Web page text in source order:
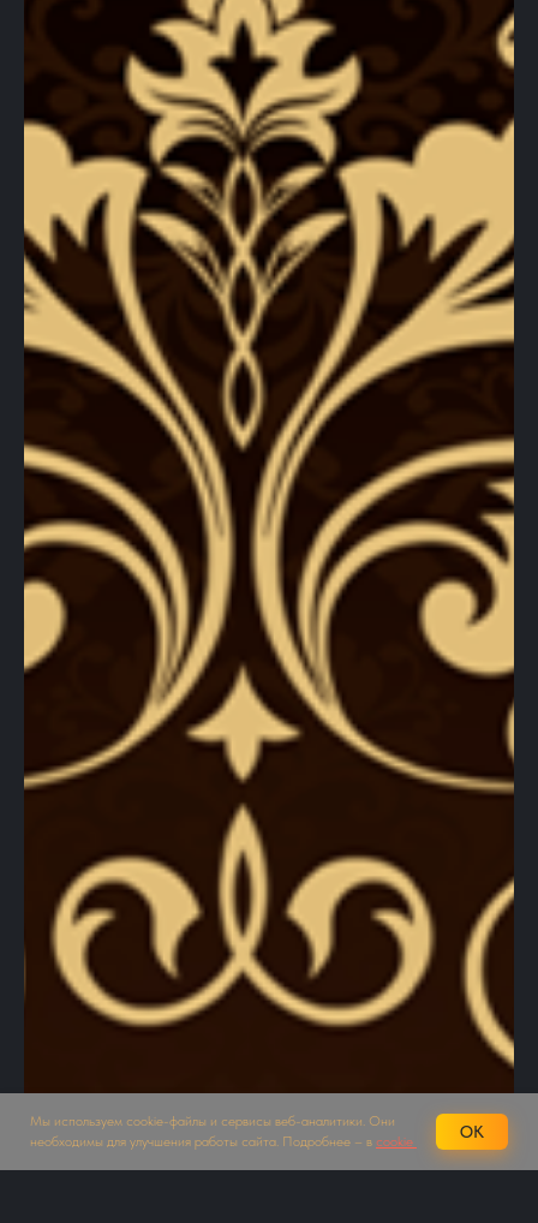
Мы используем cookie-файлы и сервисы веб-аналитики. Они
необходимы для улучшения работы сайта. Подробнее – в cookie
OK